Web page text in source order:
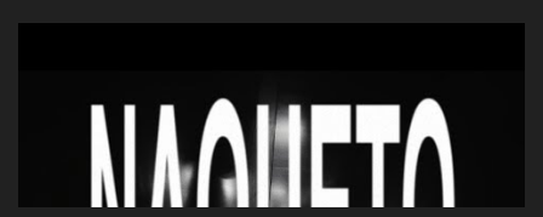
❌ www.elnorteduro.com ❌ Yo No limito los Sueños , si no existe
Uno pues Hallamos Modos , Si me caigo me Levanto, Aprendo Del
Error Y me sacudo El Lodo ❌ www.elnorteduro.com ❌ El Dinero
No me falta Pero Tampoco me Estorba , Por Eso Manejo Todo